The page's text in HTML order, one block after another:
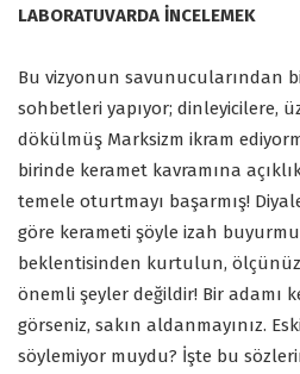
LABORATUVARDA İNCELEMEK
Bu vizyonun savunucularından
sohbetleri yapıyor; dinleyicilere,
dökülmüş Marksizm ikram
birinde keramet kavramına
temele oturtmayı başarmış!
göre kerameti şöyle izah
beklentisinden kurtulun,
önemli şeyler değildir! Bir adamı
görseniz, sakın aldanmayınız.
söylemiyor muydu? İşte bu